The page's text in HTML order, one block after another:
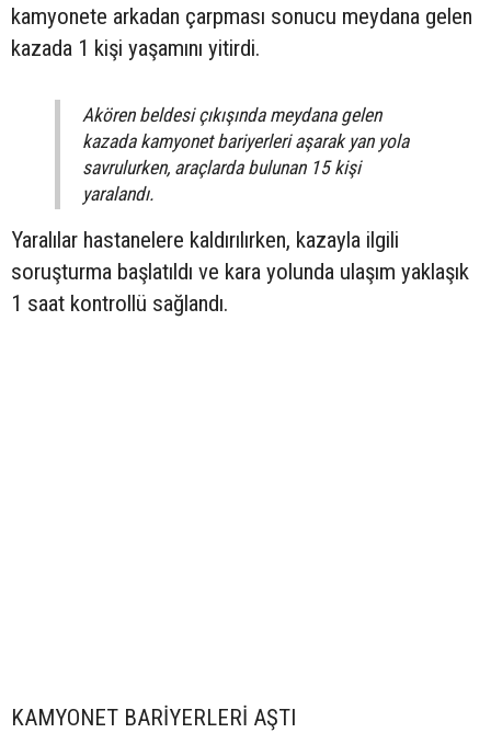
kamyonete arkadan çarpması sonucu meydana gelen
kazada 1 kişi yaşamını yitirdi.
Akören beldesi çıkışında meydana gelen
kazada kamyonet bariyerleri aşarak yan yola
savrulurken, araçlarda bulunan 15 kişi
yaralandı.
Yaralılar hastanelere kaldırılırken, kazayla ilgili
soruşturma başlatıldı ve kara yolunda ulaşım yaklaşık
1 saat kontrollü sağlandı.
KAMYONET BARİYERLERİ AŞTI